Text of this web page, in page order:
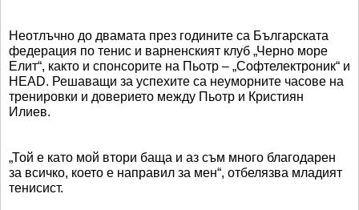
Неотлъчно до двамата през годините са Българската
федерация по тенис и варненският клуб „Черно море
Елит“, както и спонсорите на Пьотр – „Софтелектроник“ и
HEAD. Решаващи за успехите са неуморните часове на
тренировки и доверието между Пьотр и Кристиян
Илиев.
„Той е като мой втори баща и аз съм много благодарен
за всичко, което е направил за мен“, отбелязва младият
тенисист.